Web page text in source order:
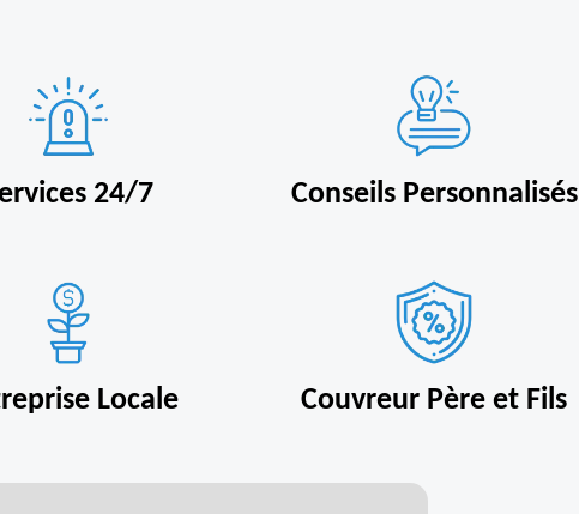
24/7 Conseils Personnalisés
Locale Couvreur Père et Fils